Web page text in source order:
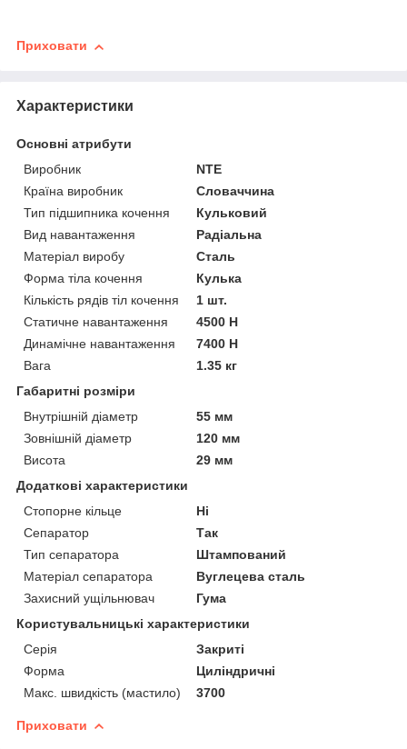
Приховати
Характеристики
Основні атрибути
Виробник
NTE
Країна виробник
Словаччина
Тип підшипника кочення
Кульковий
Вид навантаження
Радіальна
Матеріал виробу
Сталь
Форма тіла кочення
Кулька
Кількість рядів тіл кочення
1 шт.
Статичне навантаження
4500 Н
Динамічне навантаження
7400 Н
Вага
1.35 кг
Габаритні розміри
Внутрішній діаметр
55 мм
Зовнішній діаметр
120 мм
Висота
29 мм
Додаткові характеристики
Стопорне кільце
Ні
Сепаратор
Так
Тип сепаратора
Штампований
Матеріал сепаратора
Вуглецева сталь
Захисний ущільнювач
Гума
Користувальницькі характеристики
Серія
Закриті
Форма
Циліндричні
Макс. швидкість (мастило)
3700
Приховати